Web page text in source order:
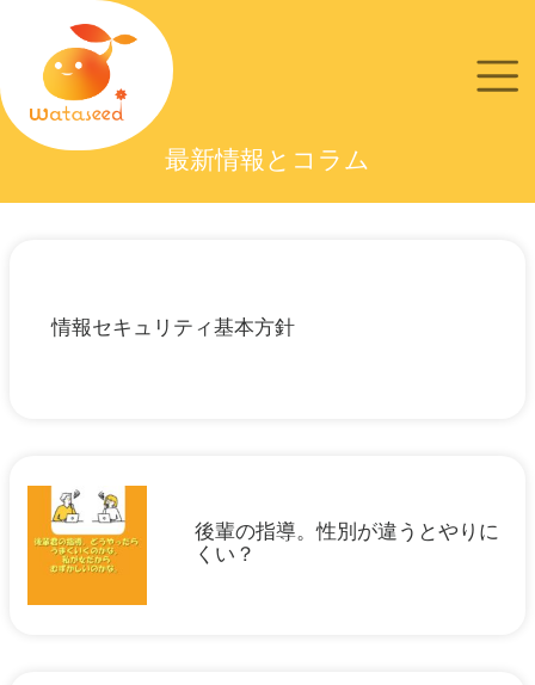
最新情報とコラム
情報セキュリティ基本方針
後輩の指導。性別が違うとやりに
くい？